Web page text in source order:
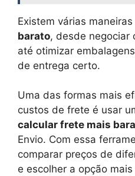
Existem várias maneiras
barato, desde negociar
até otimizar
de entrega certo.
Uma das formas mais
custos de frete é usar
calcular frete mais
Envio. Com essa
comparar preços de
e escolher a opção